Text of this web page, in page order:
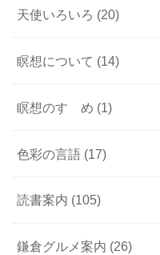
天使いろいろ (20)
瞑想について (14)
瞑想のすゝめ (1)
色彩の言語 (17)
読書案内 (105)
鎌倉グルメ案内 (26)